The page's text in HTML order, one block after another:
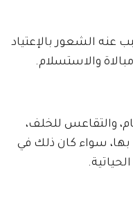
عنه الشعور بالإعتياد
والاستسلام.
والتقاعس للخلف،
سواء كان ذلك في